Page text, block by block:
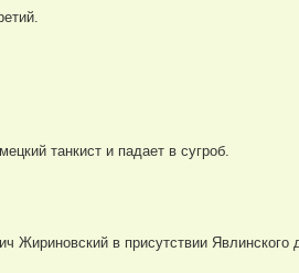
танкист и падает в сугроб.
в присутствии Явлинского